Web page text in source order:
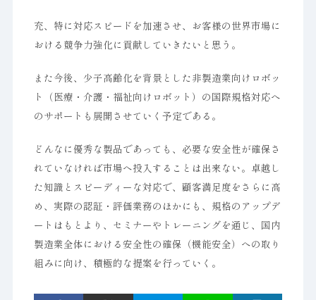
充、特に対応スピードを加速させ、お客様の世界市場に
おける競争力強化に貢献していきたいと思う。
また今後、少子高齢化を背景とした非製造業向けロボッ
ト（医療・介護・福祉向けロボット）の国際規格対応へ
のサポートも展開させていく予定である。
どんなに優秀な製品であっても、必要な安全性が確保さ
れていなければ市場へ投入することは出来ない。卓越し
た知識とスピーディーな対応で、顧客満足度をさらに高
め、実際の認証・評価業務のほかにも、規格のアップデ
ートはもとより、セミナーやトレーニングを通じ、国内
製造業全体における安全性の確保（機能安全）への取り
組みに向け、積極的な提案を行っていく。